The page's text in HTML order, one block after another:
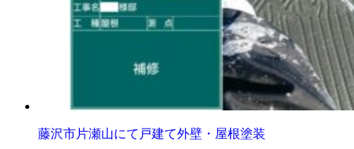
藤沢市片瀬山にて戸建て外壁・屋根塗装